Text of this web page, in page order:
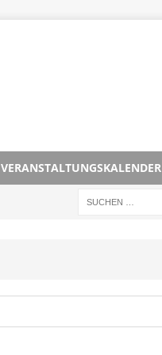
VERANSTALTUNGSKALENDER